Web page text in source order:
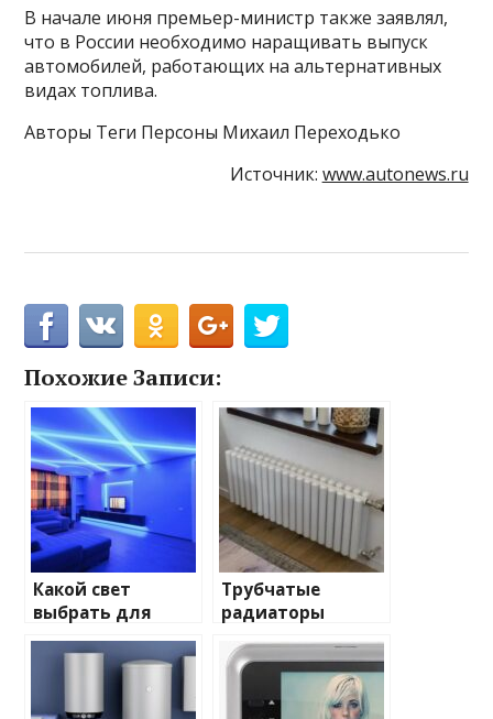
В начале июня премьер-министр также заявлял,
что в России необходимо наращивать выпуск
автомобилей, работающих на альтернативных
видах топлива.
Авторы Теги Персоны Михаил Переходько
Источник: www.autonews.ru
Похожие Записи:
Какой свет
выбрать для
домашнего
освещения
Трубчатые
радиаторы
отопления: виды
и характеристики